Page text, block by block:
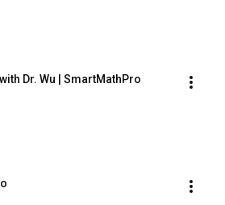
Dr. Wu | SmartMathPro